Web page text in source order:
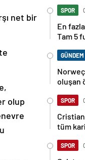
net bir
olup
SPOR
En
Tam 5
GÜNDEM
oluşan
SPOR
tüm
SPOR